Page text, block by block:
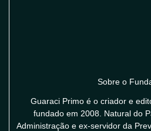
Sobre o
Guaraci Primo é o criador e
fundado em 2008. Natural do
Administração e ex-servidor da